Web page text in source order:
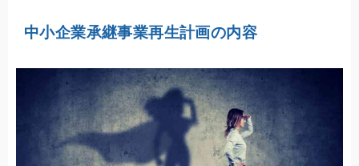
中小企業承継事業再生計画の内容